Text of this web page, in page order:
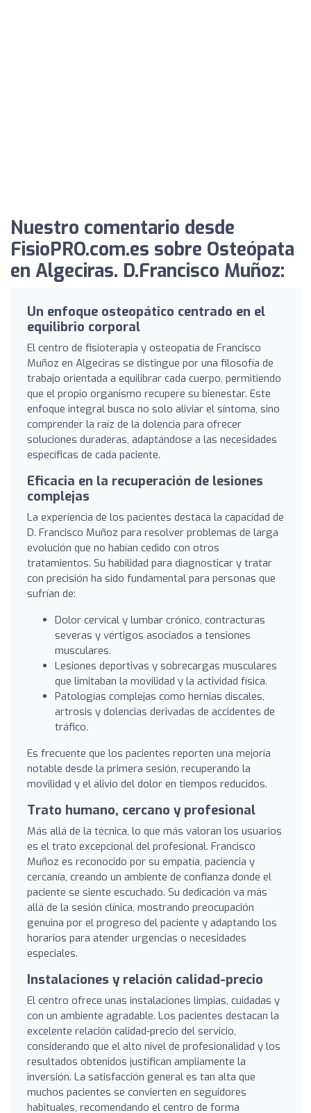
Nuestro comentario desde
FisioPRO.com.es sobre Osteópata
en Algeciras. D.Francisco Muñoz:
Un enfoque osteopático centrado en el
equilibrio corporal
El centro de fisioterapia y osteopatía de Francisco
Muñoz en Algeciras se distingue por una filosofía de
trabajo orientada a equilibrar cada cuerpo, permitiendo
que el propio organismo recupere su bienestar. Este
enfoque integral busca no solo aliviar el síntoma, sino
comprender la raíz de la dolencia para ofrecer
soluciones duraderas, adaptándose a las necesidades
específicas de cada paciente.
Eficacia en la recuperación de lesiones
complejas
La experiencia de los pacientes destaca la capacidad de
D. Francisco Muñoz para resolver problemas de larga
evolución que no habían cedido con otros
tratamientos. Su habilidad para diagnosticar y tratar
con precisión ha sido fundamental para personas que
sufrían de:
Dolor cervical y lumbar crónico, contracturas
severas y vértigos asociados a tensiones
musculares.
Lesiones deportivas y sobrecargas musculares
que limitaban la movilidad y la actividad física.
Patologías complejas como hernias discales,
artrosis y dolencias derivadas de accidentes de
tráfico.
Es frecuente que los pacientes reporten una mejoría
notable desde la primera sesión, recuperando la
movilidad y el alivio del dolor en tiempos reducidos.
Trato humano, cercano y profesional
Más allá de la técnica, lo que más valoran los usuarios
es el trato excepcional del profesional. Francisco
Muñoz es reconocido por su empatía, paciencia y
cercanía, creando un ambiente de confianza donde el
paciente se siente escuchado. Su dedicación va más
allá de la sesión clínica, mostrando preocupación
genuina por el progreso del paciente y adaptando los
horarios para atender urgencias o necesidades
especiales.
Instalaciones y relación calidad-precio
El centro ofrece unas instalaciones limpias, cuidadas y
con un ambiente agradable. Los pacientes destacan la
excelente relación calidad-precio del servicio,
considerando que el alto nivel de profesionalidad y los
resultados obtenidos justifican ampliamente la
inversión. La satisfacción general es tan alta que
muchos pacientes se convierten en seguidores
habituales, recomendando el centro de forma